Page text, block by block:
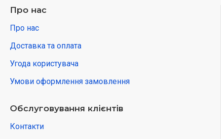
Про нас
Про нас
Доставка та оплата
Угода користувача
Умови оформлення замовлення
Обслуговування клієнтів
Контакти